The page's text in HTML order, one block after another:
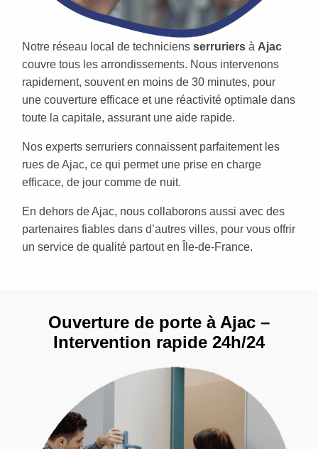
Notre réseau local de techniciens serruriers à Ajac
couvre tous les arrondissements. Nous intervenons
rapidement, souvent en moins de 30 minutes, pour
une couverture efficace et une réactivité optimale dans
toute la capitale, assurant une aide rapide.
Nos experts serruriers connaissent parfaitement les
rues de Ajac, ce qui permet une prise en charge
efficace, de jour comme de nuit.
En dehors de Ajac, nous collaborons aussi avec des
partenaires fiables dans d’autres villes, pour vous offrir
un service de qualité partout en Île-de-France.
Ouverture de porte à Ajac –
Intervention rapide 24h/24